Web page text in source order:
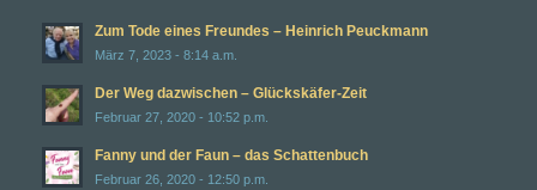
Zum Tode eines Freundes – Heinrich Peuckmann
März 7, 2023 - 8:14 a.m.
Der Weg dazwischen – Glückskäfer-Zeit
Februar 27, 2020 - 10:52 p.m.
Fanny und der Faun – das Schattenbuch
Februar 26, 2020 - 12:50 p.m.